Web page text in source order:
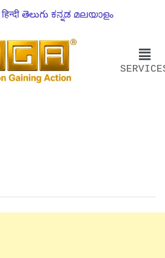
हिन्दी తెలుగు ಕನ್ನಡ മലയാളം